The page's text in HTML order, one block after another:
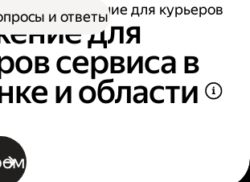
Приложение для курьеров
для
сервиса в
и области
и ответы